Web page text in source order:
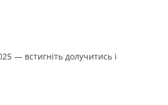
— встигніть долучитись і